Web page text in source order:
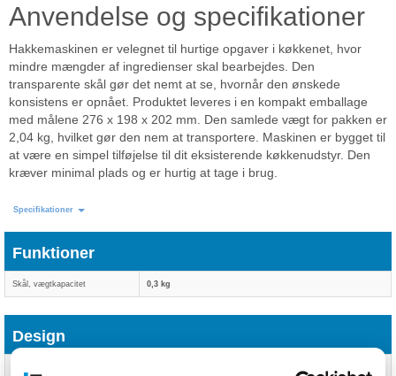
Anvendelse og specifikationer
Hakkemaskinen er velegnet til hurtige opgaver i køkkenet, hvor
mindre mængder af ingredienser skal bearbejdes. Den
transparente skål gør det nemt at se, hvornår den ønskede
konsistens er opnået. Produktet leveres i en kompakt emballage
med målene 276 x 198 x 202 mm. Den samlede vægt for pakken er
2,04 kg, hvilket gør den nem at transportere. Maskinen er bygget til
at være en simpel tilføjelse til dit eksisterende køkkenudstyr. Den
kræver minimal plads og er hurtig at tage i brug.
Specifikationer
Funktioner
Skål, vægtkapacitet 0,3 kg
Design